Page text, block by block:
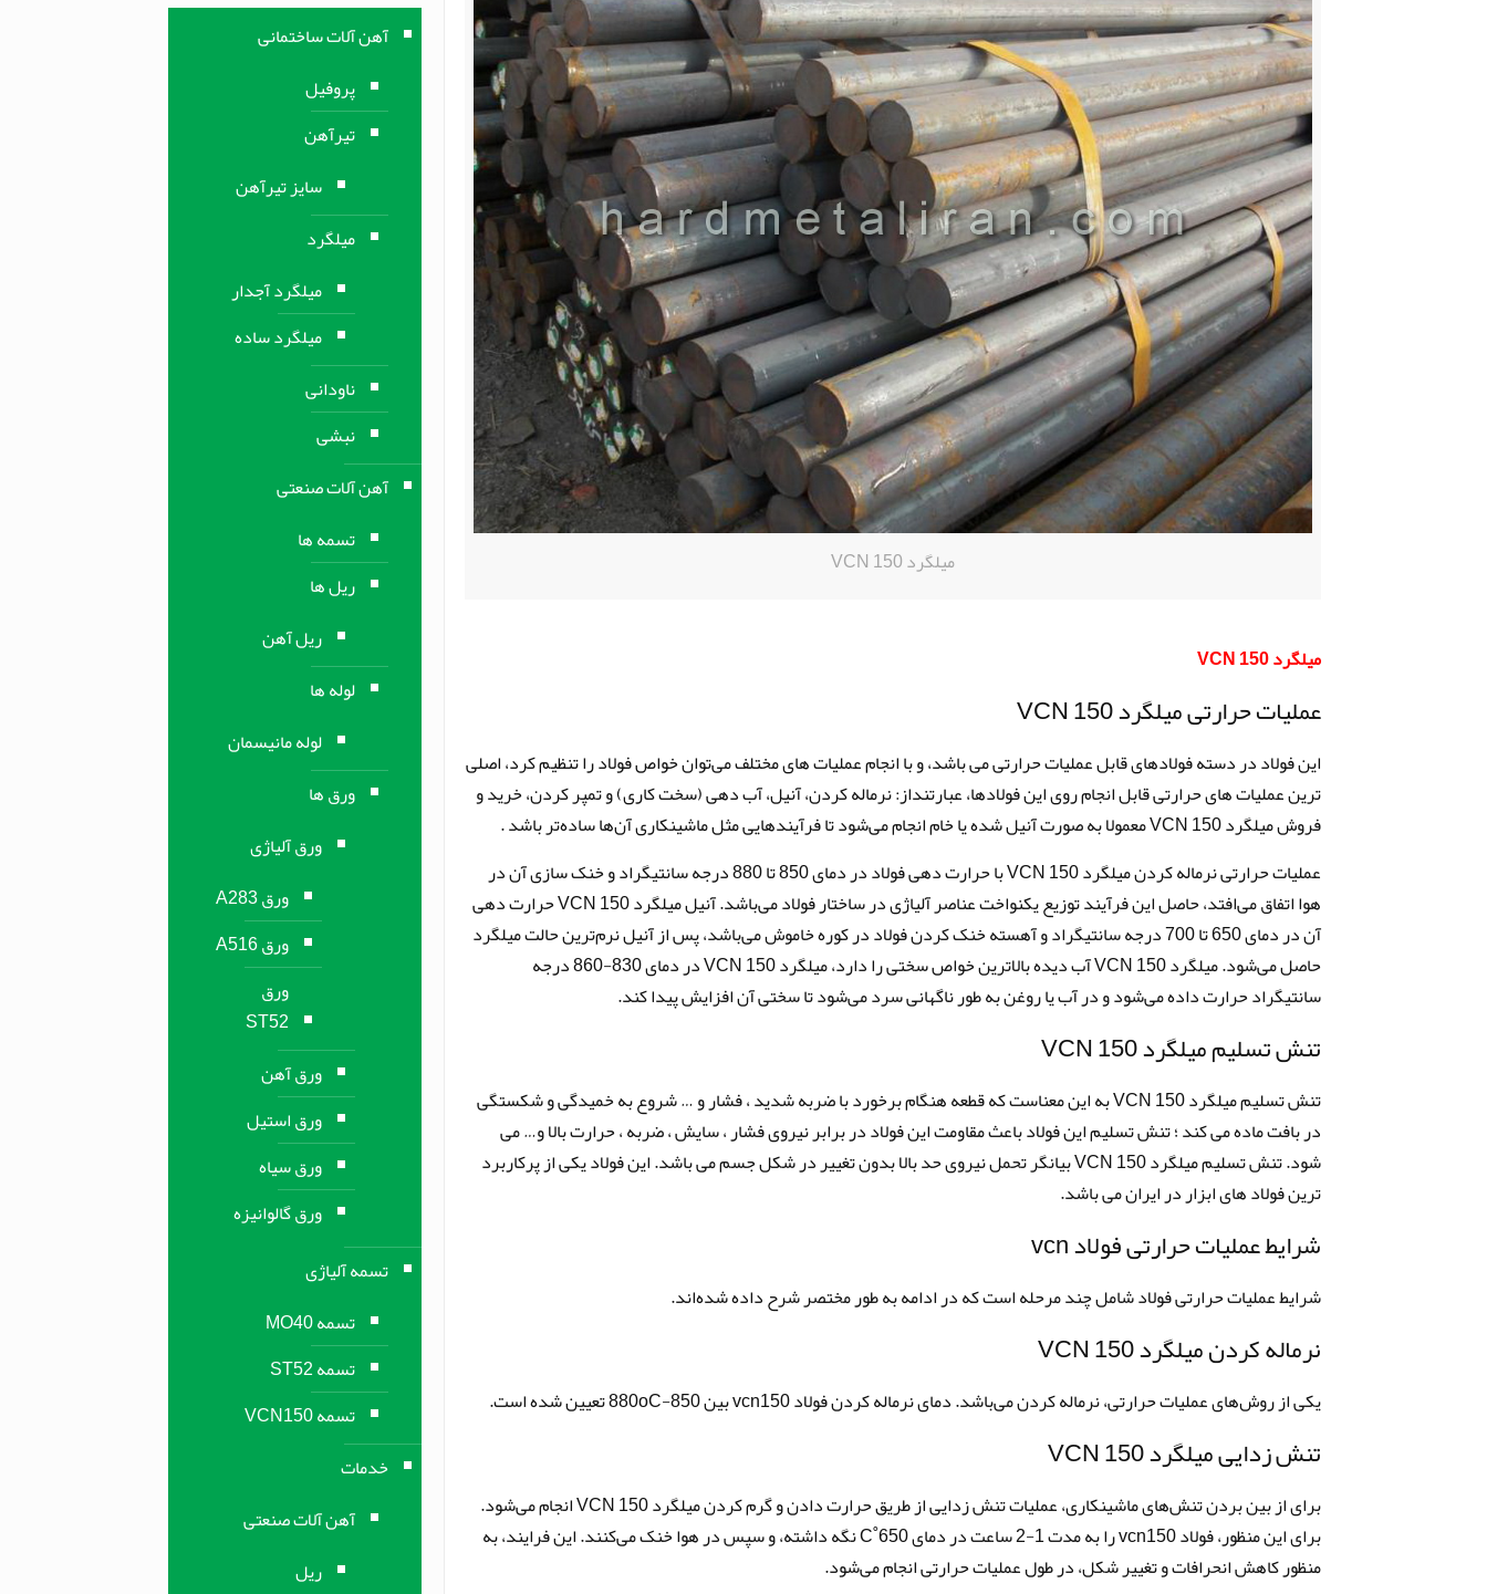
میلگرد VCN 150
میلگرد VCN 150
عملیات حرارتی میلگرد VCN 150
این فولاد در دسته فولادهای قابل عملیات حرارتی می باشد، و با انجام عملیات‌ های مختلف می‌توان خواص فولاد را تنظیم کرد، اصلی
ترین عملیات های حرارتی قابل انجام روی این فولادها، عبارتنداز: نرماله کردن، آنیل، آب دهی (سخت کاری) و تمپر کردن، خرید و
فروش میلگرد VCN 150 معمولا به صورت آنیل شده یا خام انجام می‌شود تا فرآیندهایی مثل ماشینکاری آن‌ها ساده‌تر باشد .
عملیات حرارتی نرماله کردن میلگرد VCN 150 با حرارت دهی فولاد در دمای 850 تا 880 درجه سانتیگراد و خنک سازی آن در
هوا اتفاق می‌افتد، حاصل این فرآیند توزیع یکنواخت عناصر آلیاژی در ساختار فولاد می‌باشد. آنیل میلگرد VCN 150 حرارت دهی
آن در دمای 650 تا 700 درجه سانتیگراد و آهسته خنک کردن فولاد در کوره خاموش می‌باشد، پس از آنیل نرم‌ترین حالت میلگرد
حاصل می‌شود. میلگرد VCN 150 آب دیده بالاترین خواص سختی را دارد، میلگرد VCN 150 در دمای 830-860 درجه
سانتیگراد حرارت داده می‌شود و در آب یا روغن به طور ناگهانی سرد می‌شود تا سختی آن افزایش پیدا کند.
تنش تسلیم میلگرد VCN 150
تنش تسلیم میلگرد VCN 150 به این معناست که قطعه هنگام برخورد با ضربه شدید ، فشار و … شروع به خمیدگی و شکستگی
در بافت ماده می کند ؛ تنش تسلیم این فولاد باعث مقاومت این فولاد در برابر نیروی فشار ، سایش ، ضربه ، حرارت بالا و… می
شود. تنش تسلیم میلگرد VCN 150 بیانگر تحمل نیروی حد بالا بدون تغییر در شکل جسم می باشد. این فولاد یکی از پرکاربرد
ترین فولاد های ابزار در ایران می باشد.
شرایط عملیات حرارتی فولاد vcn
شرایط عملیات حرارتی فولاد شامل چند مرحله است که در ادامه به طور مختصر شرح داده شده‌اند.
نرماله کردن میلگرد VCN 150
یکی از روش‌های عملیات حرارتی، نرماله کردن می‌باشد. دمای نرماله کردن فولاد vcn150 بین 850-880oC تعیین شده است.
تنش زدایی میلگرد VCN 150
برای از بین بردن تنش‌های ماشینکاری، عملیات تنش زدایی از طریق حرارت دادن و گرم کردن میلگرد VCN 150 انجام می‌شود.
برای این منظور، فولاد vcn150 را به مدت 1-2 ساعت در دمای 650˚C نگه داشته، و سپس در هوا خنک می‌کنند. این فرایند، به
منظور کاهش انحرافات و تغییر شکل، در طول عملیات حرارتی انجام می‌شود.
آهن آلات ساختمانی
پروفیل
تیرآهن
سایز تیرآهن
میلگرد
میلگرد آجدار
میلگرد ساده
ناودانی
نبشی
آهن آلات صنعتی
تسمه ها
ریل ها
ریل آهن
لوله ها
لوله مانیسمان
ورق ها
ورق آلیاژی
ورق A283
ورق A516
ورق
ST52
ورق آهن
ورق استیل
ورق سیاه
ورق گالوانیزه
تسمه آلیاژی
تسمه MO40
تسمه ST52
تسمه VCN150
خدمات
آهن آلات صنعتی
ریل